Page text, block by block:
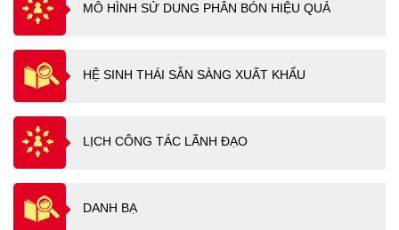
MÔ HÌNH SỬ DUNG PHÂN BÓN HIỆU QUẢ
HỆ SINH THÁI SẴN SÀNG XUẤT KHẨU
LỊCH CÔNG TÁC LÃNH ĐẠO
DANH BẠ